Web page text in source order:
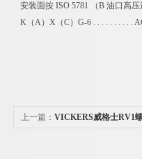
安装面按 ISO 5781 （B 油口高
K（A）X（C）G-6 . . . . . . . . . .
上一篇： VICKERS威格士RV1